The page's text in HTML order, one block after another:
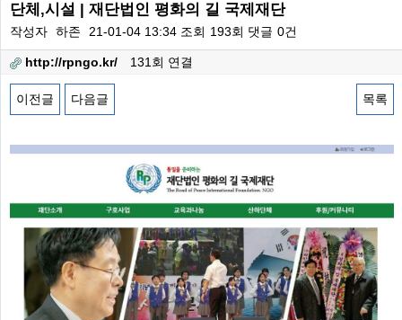
단체,시설 | 재단법인 평화의 길 국제재단
작성자 하존 21-01-04 13:34 조회 193회 댓글 0건
http://rpngo.kr/ 131회 연결
이전글 다음글 목록
본문